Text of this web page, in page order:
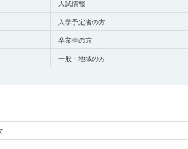
入試情報
入学予定者の方
卒業生の方
一般・地域の方